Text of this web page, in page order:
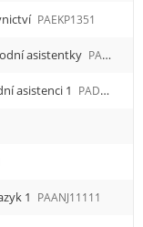
PAEKP1351
asistentky PAECP1232
asistenci 1 PADOV11111
1 PAANJ11111